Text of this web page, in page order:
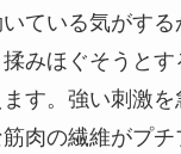
いている気がす
みほぐそうと
す。強い刺激を
肉の繊維がプ